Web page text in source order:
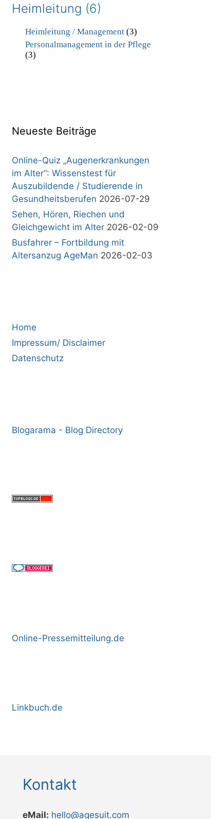
Heimleitung (6)
Heimleitung / Management(3)
Personalmanagement in der Pflege
(3)
Neueste Beiträge
Online-Quiz „Augenerkrankungen
im Alter“: Wissenstest für
Auszubildende / Studierende in
Gesundheitsberufen 2026-07-29
Sehen, Hören, Riechen und
Gleichgewicht im Alter 2026-02-09
Busfahrer – Fortbildung mit
Altersanzug AgeMan 2026-02-03
Home
Impressum/ Disclaimer
Datenschutz
Blogarama - Blog Directory
Online-Pressemitteilung.de
Linkbuch.de
Kontakt
eMail: hello@agesuit.com